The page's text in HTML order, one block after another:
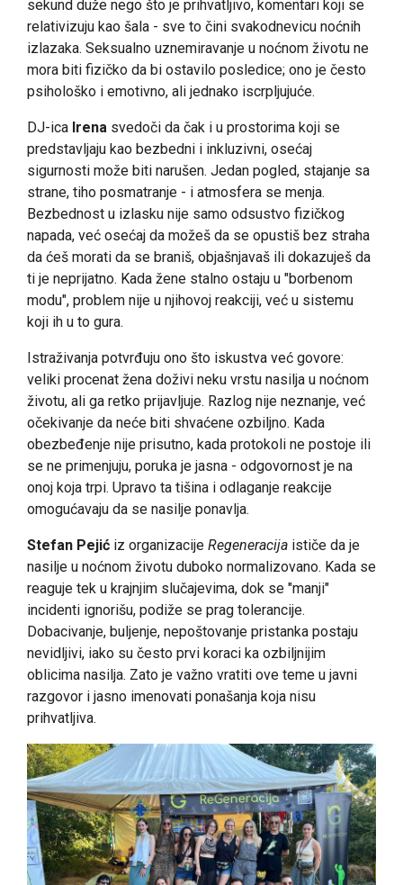
sekund duže nego što je prihvatljivo, komentari koji se
relativizuju kao šala - sve to čini svakodnevicu noćnih
izlazaka. Seksualno uznemiravanje u noćnom životu ne
mora biti fizičko da bi ostavilo posledice; ono je često
psihološko i emotivno, ali jednako iscrpljujuće.
DJ-ica Irena svedoči da čak i u prostorima koji se
predstavljaju kao bezbedni i inkluzivni, osećaj
sigurnosti može biti narušen. Jedan pogled, stajanje sa
strane, tiho posmatranje - i atmosfera se menja.
Bezbednost u izlasku nije samo odsustvo fizičkog
napada, već osećaj da možeš da se opustiš bez straha
da ćeš morati da se braniš, objašnjavaš ili dokazuješ da
ti je neprijatno. Kada žene stalno ostaju u "borbenom
modu", problem nije u njihovoj reakciji, već u sistemu
koji ih u to gura.
Istraživanja potvrđuju ono što iskustva već govore:
veliki procenat žena doživi neku vrstu nasilja u noćnom
životu, ali ga retko prijavljuje. Razlog nije neznanje, već
očekivanje da neće biti shvaćene ozbiljno. Kada
obezbeđenje nije prisutno, kada protokoli ne postoje ili
se ne primenjuju, poruka je jasna - odgovornost je na
onoj koja trpi. Upravo ta tišina i odlaganje reakcije
omogućavaju da se nasilje ponavlja.
Stefan Pejić iz organizacije Regeneracija ističe da je
nasilje u noćnom životu duboko normalizovano. Kada se
reaguje tek u krajnjim slučajevima, dok se "manji"
incidenti ignorišu, podiže se prag tolerancije.
Dobacivanje, buljenje, nepoštovanje pristanka postaju
nevidljivi, iako su često prvi koraci ka ozbiljnijim
oblicima nasilja. Zato je važno vratiti ove teme u javni
razgovor i jasno imenovati ponašanja koja nisu
prihvatljiva.